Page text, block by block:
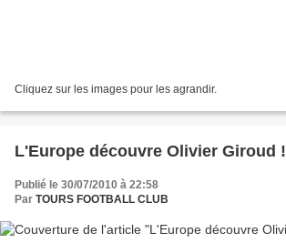
Cliquez sur les images pour les agrandir.
L'Europe découvre Olivier Giroud !
Publié le 30/07/2010 à 22:58
Par TOURS FOOTBALL CLUB